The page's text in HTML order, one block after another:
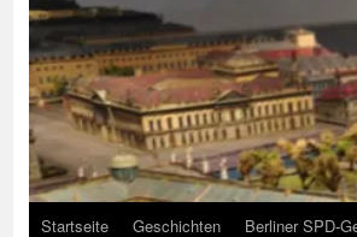
Startseite Geschichten
Berliner SPD-